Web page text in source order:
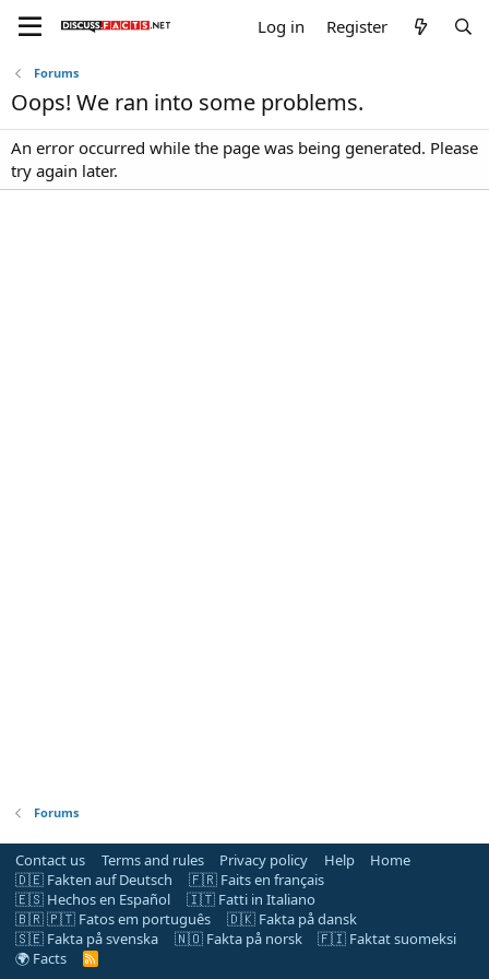
Log in Register
Forums
Oops! We ran into some problems.
An error occurred while the page was being generated. Please
try again later.
Forums
Contact us Terms and rules Privacy policy Help
Home
🇩🇪 Fakten auf Deutsch
🇫🇷 Faits en français
🇪🇸 Hechos en Español
🇮🇹 Fatti in Italiano
🇧🇷 🇵🇹 Fatos em português
🇩🇰 Fakta på dansk
🇸🇪 Fakta på svenska
🇳🇴 Fakta på norsk
🇫🇮 Faktat suomeksi
🌍 Facts
R